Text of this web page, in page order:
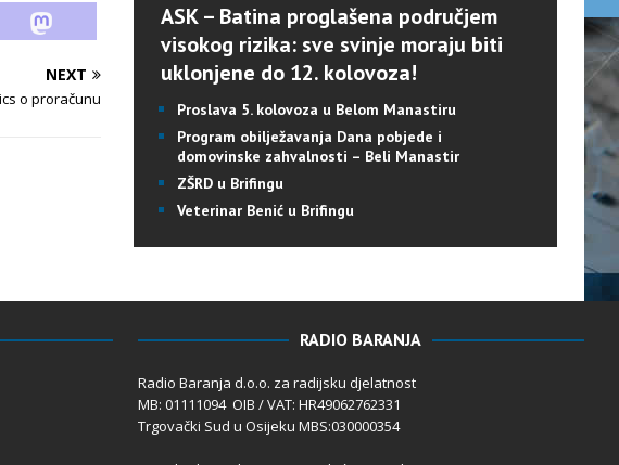
NEXT
o proračunu
ASK – Batina proglašena područjem
visokog rizika: sve svinje moraju biti
uklonjene do 12. kolovoza!
Proslava 5. kolovoza u Belom Manastiru
Program obilježavanja Dana pobjede i
domovinske zahvalnosti – Beli Manastir
ZŠRD u Brifingu
Veterinar Benić u Brifingu
RADIO BARANJA
Radio Baranja d.o.o. za radijsku djelatnost
MB: 01111094 OIB / VAT: HR49062762331
Trgovački Sud u Osijeku MBS:030000354